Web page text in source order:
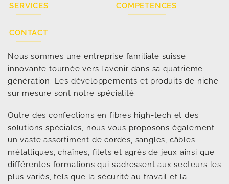
SERVICES COMPETENCES
CONTACT
Nous sommes une entreprise familiale suisse
innovante tournée vers l’avenir dans sa quatrième
génération. Les développements et produits de niche
sur mesure sont notre spécialité.
Outre des confections en fibres high-tech et des
solutions spéciales, nous vous proposons également
un vaste assortiment de cordes, sangles, câbles
métalliques, chaînes, filets et agrès de jeux ainsi que
différentes formations qui s’adressent aux secteurs les
plus variés, tels que la sécurité au travail et la